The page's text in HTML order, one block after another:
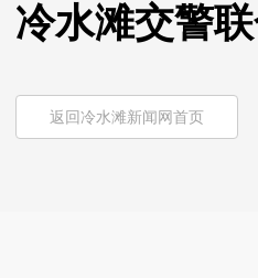
冷水滩交警
返回冷水滩新闻网首页